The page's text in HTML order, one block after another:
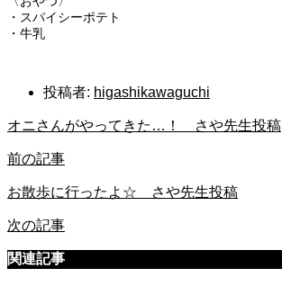
・スパイシーポテト
・牛乳
投稿者: higashikawaguchi
オニさんがやってきた…！ さや先生投稿
前の記事
お散歩に行ったよ☆ さや先生投稿
次の記事
関連記事